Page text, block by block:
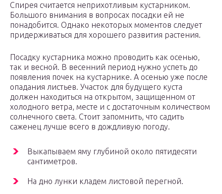
Спирея считается неприхотливым кустарником.
Большого внимания в вопросах посадки ей не
понадобится. Однако некоторых моментов следует
придерживаться для хорошего развития растения.
Посадку кустарника можно проводить как осенью,
так и весной. В весенний период нужно успеть до
появления почек на кустарнике. А осенью уже после
опадания листьев. Участок для будущего куста
должен находиться на открытом, защищенном от
холодного ветра, месте и с достаточным количеством
солнечного света. Стоит запомнить, что садить
саженец лучше всего в дождливую погоду.
Выкапываем яму глубиной около пятидесяти
сантиметров.
На дно лунки кладем листовой перегной.